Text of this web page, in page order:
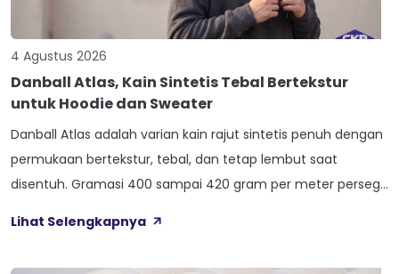
4 Agustus 2026
Danball Atlas, Kain Sintetis Tebal Bertekstur
untuk Hoodie dan Sweater
Danball Atlas adalah varian kain rajut sintetis penuh dengan
permukaan bertekstur, tebal, dan tetap lembut saat
disentuh. Gramasi 400 sampai 420 gram per meter persegi,
Anti Bacterial, dan Anti Kusut, membuat kain ini pas untuk
Lihat Selengkapnya